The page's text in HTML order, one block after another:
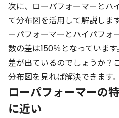
次に、ローパフォーマーとハ
て分布図を活用して解説しま
ーパフォーマーとハイパフォ
数の差は150％となっていま
差が出ているのでしょうか？
分布図を見れば解決できます。
ローパフォーマーの
に近い